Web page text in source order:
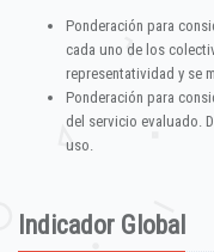
Ponderación para
cada uno de los
representatividad y se
Ponderación para
del servicio evaluado.
uso.
Indicador Global